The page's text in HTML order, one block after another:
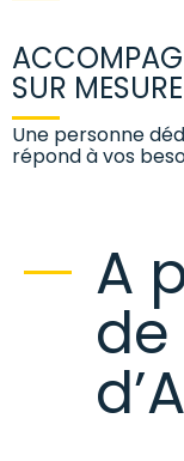
SUR MESURE
Une personne
répond à vos
A
de